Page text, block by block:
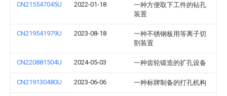
CN215547045U 2022-01-18
一种方便取下工件的钻孔
装置
CN219541979U 2023-08-18
一种不锈钢板用等离子切
割装置
CN220881504U 2024-05-03 一种齿轮锻造的扩孔设备
CN219130480U 2023-06-06 一种标牌制备的打孔机构